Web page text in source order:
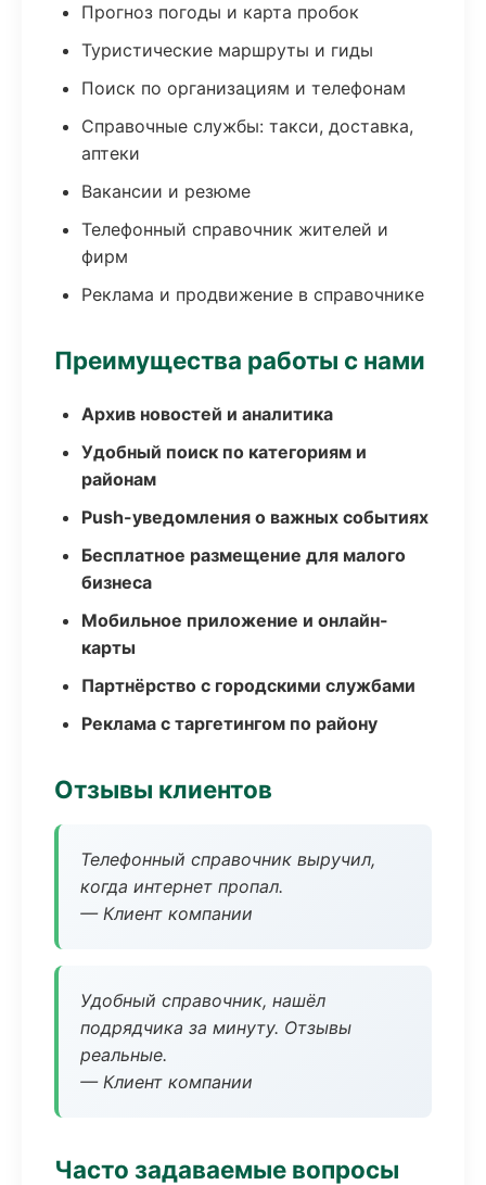
Прогноз погоды и карта пробок
Туристические маршруты и гиды
Поиск по организациям и телефонам
Справочные службы: такси, доставка,
аптеки
Вакансии и резюме
Телефонный справочник жителей и
фирм
Реклама и продвижение в справочнике
Преимущества работы с нами
Архив новостей и аналитика
Удобный поиск по категориям и
районам
Push-уведомления о важных событиях
Бесплатное размещение для малого
бизнеса
Мобильное приложение и онлайн-
карты
Партнёрство с городскими службами
Реклама с таргетингом по району
Отзывы клиентов
Телефонный справочник выручил,
когда интернет пропал.
— Клиент компании
Удобный справочник, нашёл
подрядчика за минуту. Отзывы
реальные.
— Клиент компании
Часто задаваемые вопросы